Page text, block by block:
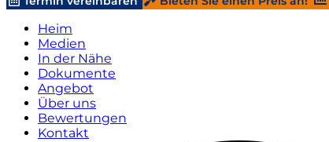
Heim
Medien
In der Nähe
Dokumente
Angebot
Über uns
Bewertungen
Kontakt